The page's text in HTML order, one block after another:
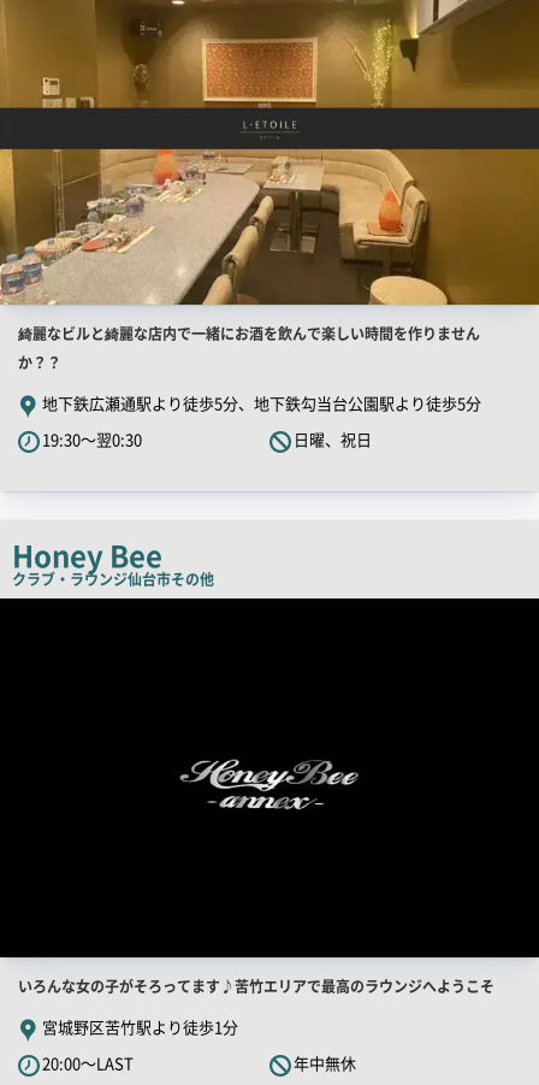
店
舗
PR
キ
ャ
ピ
ー
綺麗なビルと綺麗な店内で一緒にお酒を飲んで楽しい時間を作りません
か？？
地下鉄広瀬通駅より徒歩5分、地下鉄勾当台公園駅より徒歩5分
19:30～翌0:30
日曜、祝日
Honey Bee
クラブ・ラウンジ仙台市その他
店
店
舗
PR
キ
いろんな女の子がそろってます♪苦竹エリアで最高のラウンジへようこそ
宮城野区苦竹駅より徒歩1分
20:00～LAST
年中無休